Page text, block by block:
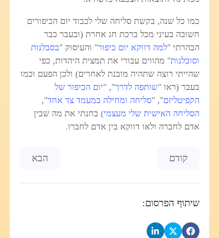
כמו כל שנה, בקשת סליחה שלי לכבוד יום הכיפורים
חשובה בעיני מכל ברכת חג אחרת (ובעבר כבר
הבהרתי "למה דווקא יום כיפור" והעיסוק "בסבלנות
וסובלנות" מהווים עבורי את תמצית היהדות, כפי
שהייתי רוצה שתהיה מובנת לאחרים) ולכן הפעם וכמו
בעבר (ראו "שותפה לדרך", "יום הכיפור של
הקפיטליזם", "סליחה ומחילה במעמד צד אחד",
הסליחה האישית שלי מעצמי) בחנתי את מה שבין
אדם לחברה ולאו דווקא בין אדם לחברו.
Previous article: סיור ברחוב ביאליק בתל אביב
קודם Next article: מדינת כול אברכיה
הבא
שיתוף הפרסום: